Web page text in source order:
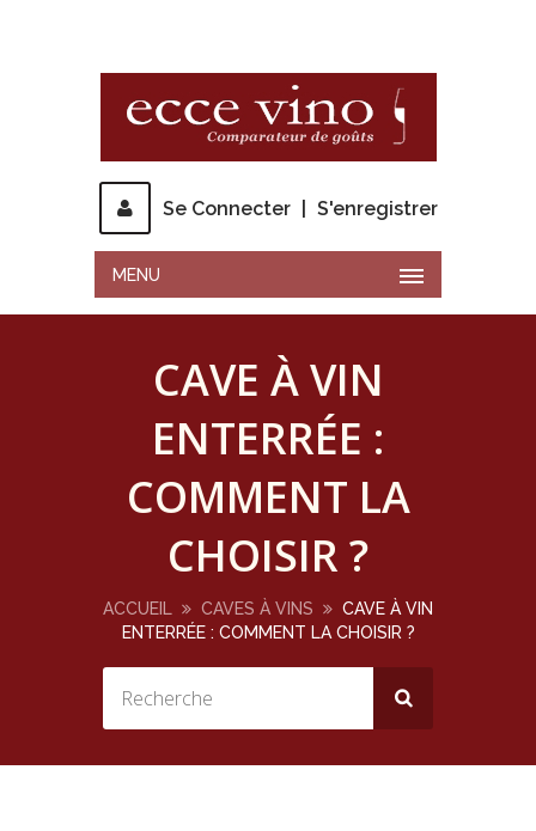
Se Connecter S'enregistrer
MENU
CAVE À VIN
ENTERRÉE :
COMMENT LA
CHOISIR ?
ACCUEIL CAVES À VINS
CAVE À VIN
ENTERRÉE : COMMENT LA CHOISIR ?